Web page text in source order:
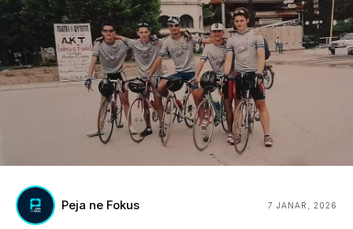
Peja ne Fokus 7 JANAR, 2026